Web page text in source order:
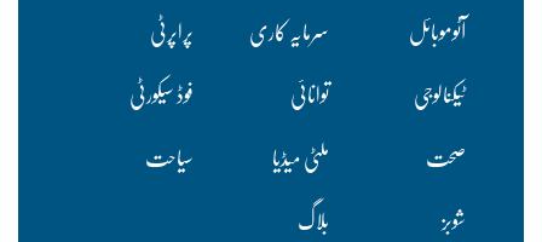
آٹوموبائل
سرمایہ کاری
پراپرٹی
ٹیکنالوجی
توانائی
فوڈ سیکورٹی
صحت
ملٹی میڈیا
سیاحت
شوبز
بلاگ